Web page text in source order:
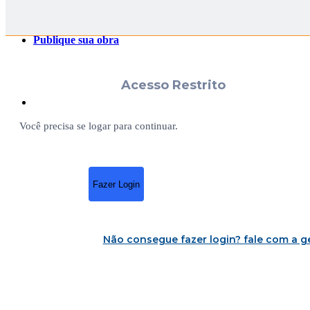
Publique sua obra
Acesso Restrito
Você precisa se logar para continuar.
Fazer Login
Não consegue fazer login? fale com a